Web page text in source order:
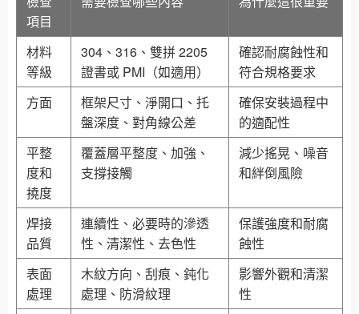
項目
材料
等級
304、316、雙拼 2205
證書或 PMI（如適用）
確認耐腐蝕性和
符合規格要求
方面
框架尺寸、淨開口、托
盤深度、對角線公差
確保安裝過程中
的適配性
平整
度和
撓度
覆蓋層平整度、加強、
支撐接觸
減少搖晃、噪音
和絆倒風險
焊接
品質
連續性、必要時的滲透
性、清潔性、去色性
保護強度和耐腐
蝕性
表面
處理
木紋方向、刮痕、鈍化
處理、防滑紋理
影響外觀和清潔
性